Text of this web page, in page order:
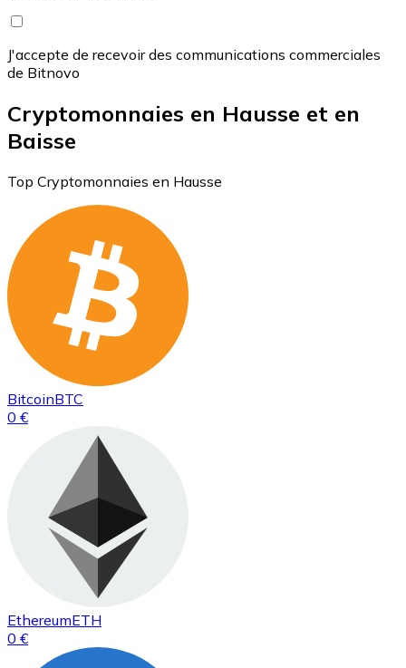
J'accepte de recevoir des communications commerciales
de Bitnovo
Cryptomonnaies en Hausse et en
Baisse
Top Cryptomonnaies en Hausse
BitcoinBTC
0 €
EthereumETH
0 €